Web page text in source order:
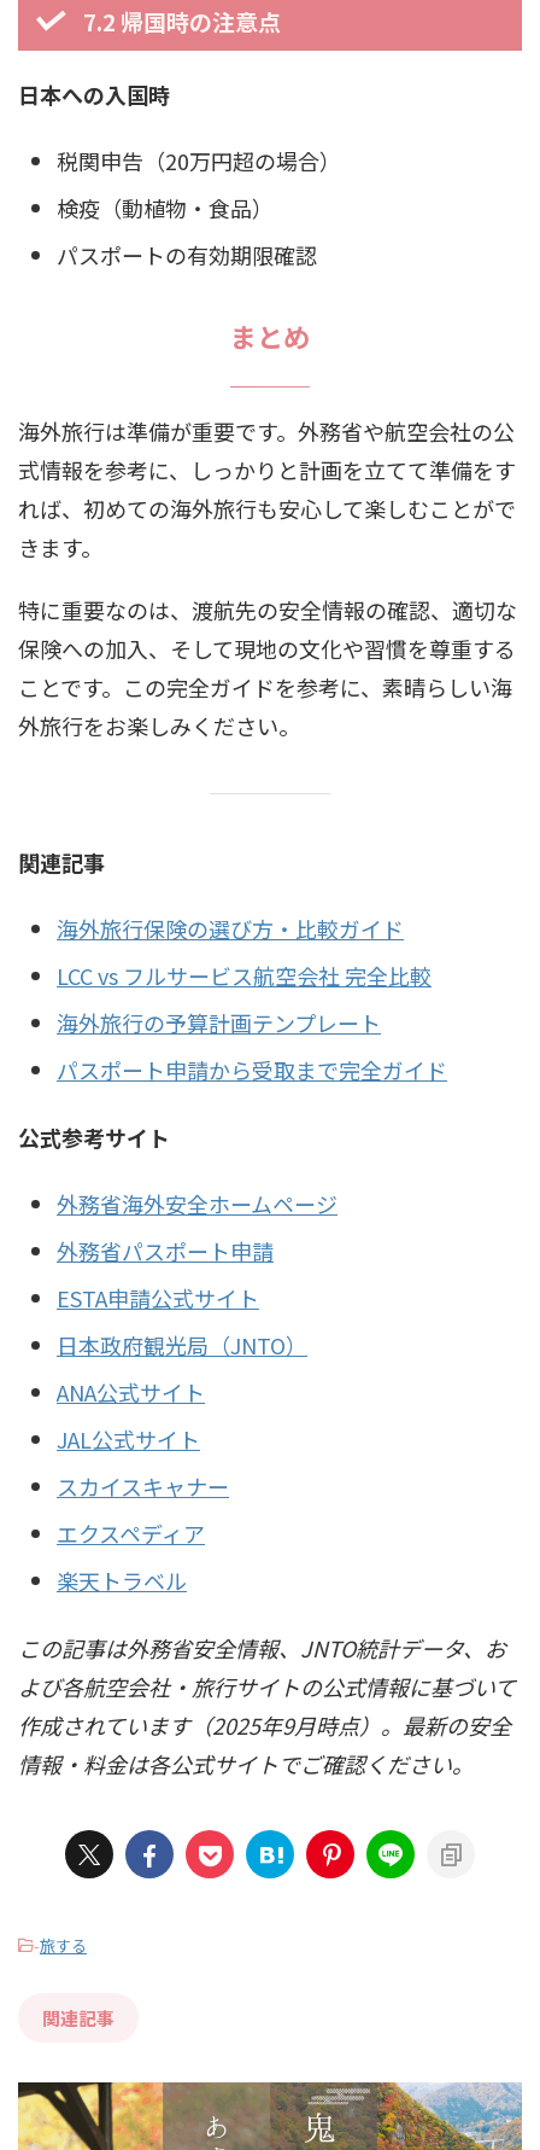
7.2 帰国時の注意点
日本への入国時
税関申告（20万円超の場合）
検疫（動植物・食品）
パスポートの有効期限確認
まとめ
海外旅行は準備が重要です。外務省や航空会社の公
式情報を参考に、しっかりと計画を立てて準備をす
れば、初めての海外旅行も安心して楽しむことがで
きます。
特に重要なのは、渡航先の安全情報の確認、適切な
保険への加入、そして現地の文化や習慣を尊重する
ことです。この完全ガイドを参考に、素晴らしい海
外旅行をお楽しみください。
関連記事
海外旅行保険の選び方・比較ガイド
LCC vs フルサービス航空会社 完全比較
海外旅行の予算計画テンプレート
パスポート申請から受取まで完全ガイド
公式参考サイト
外務省海外安全ホームページ
外務省パスポート申請
ESTA申請公式サイト
日本政府観光局（JNTO）
ANA公式サイト
JAL公式サイト
スカイスキャナー
エクスペディア
楽天トラベル
この記事は外務省安全情報、JNTO統計データ、お
よび各航空会社・旅行サイトの公式情報に基づいて
作成されています（2025年9月時点）。最新の安全
情報・料金は各公式サイトでご確認ください。
-旅する
関連記事